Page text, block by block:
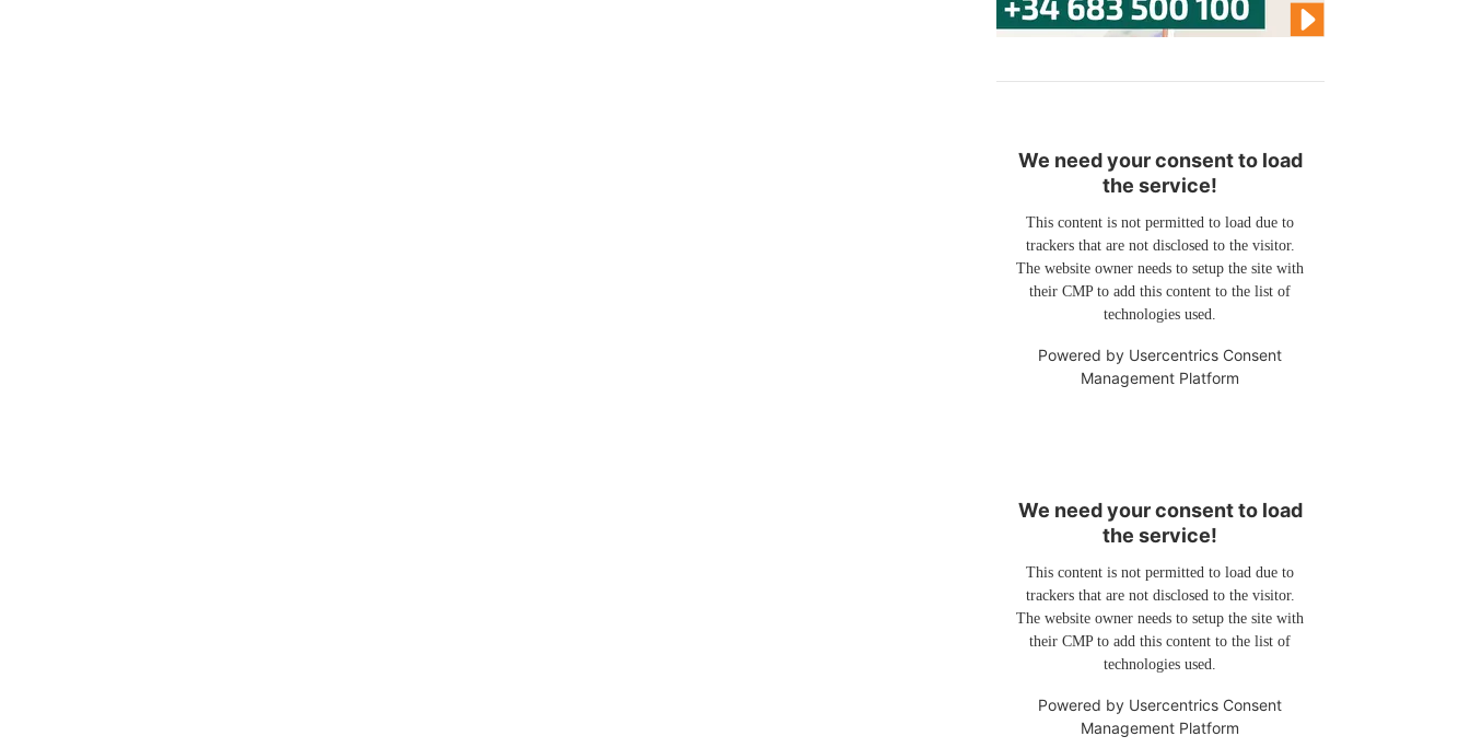
We need your consent to load
the service!
This content is not permitted to load due to
trackers that are not disclosed to the visitor.
The website owner needs to setup the site with
their CMP to add this content to the list of
technologies used.
Powered by Usercentrics Consent
Management Platform
We need your consent to load
the service!
This content is not permitted to load due to
trackers that are not disclosed to the visitor.
The website owner needs to setup the site with
their CMP to add this content to the list of
technologies used.
Powered by Usercentrics Consent
Management Platform